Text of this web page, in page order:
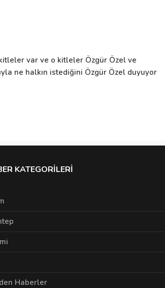
var ve o kitleler Özgür Özel ve
ne halkın istediğini Özgür Özel duyuyor
KATEGORILERI
Haberler